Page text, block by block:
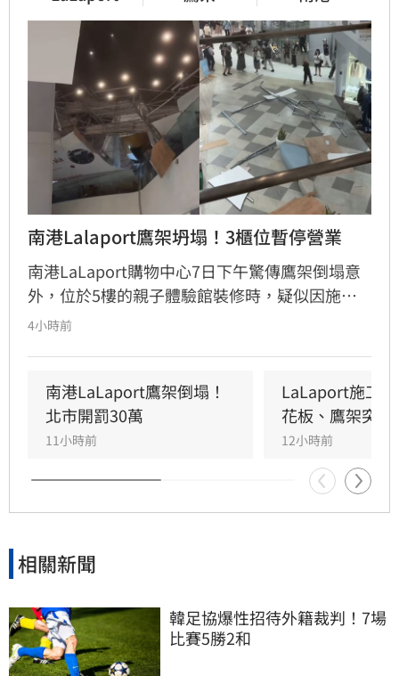
南港Lalaport鷹架坍塌！3櫃位暫停營業
南港LaLaport購物中心7日下午驚傳鷹架倒塌意
外，位於5樓的親子體驗館裝修時，疑似因施工
未固定妥當，導致鷹架與天花板崩落，現場粉塵
3樓部分櫃位暫停營業，其餘區域則維持正常運
作，目前相關單位正積極介入調查，以確保商場
消費安全。
4小時前
南港LaLaport鷹架倒塌！
北市開罰30萬
11小時前
LaLaport施工
花板、鷹架突掉
12小時前
相關新聞
韓足協爆性招待外籍裁判！7場
比賽5勝2和